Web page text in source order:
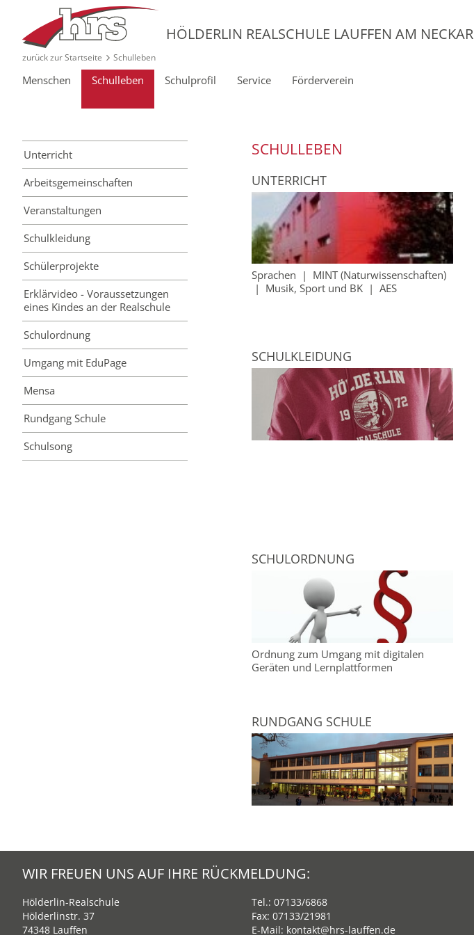
HÖLDERLIN REALSCHULE LAUFFEN AM NECKAR
zurück zur Startseite Schulleben
Menschen Schulleben Schulprofil Service Förderverein
Unterricht
Arbeitsgemeinschaften
Veranstaltungen
Schulkleidung
Schülerprojekte
Erklärvideo - Voraussetzungen
eines Kindes an der Realschule
Schulordnung
Umgang mit EduPage
Mensa
Rundgang Schule
Schulsong
SCHULLEBEN
UNTERRICHT
Sprachen | MINT (Naturwissenschaften)
| Musik, Sport und BK | AES
SCHULKLEIDUNG
SCHULORDNUNG
Ordnung zum Umgang mit digitalen
Geräten und Lernplattformen
RUNDGANG SCHULE
WIR FREUEN UNS AUF IHRE RÜCKMELDUNG:
Hölderlin-Realschule
Hölderlinstr. 37
74348 Lauffen
Tel.: 07133/6868
Fax: 07133/21981
E-Mail: kontakt@hrs-lauffen.de